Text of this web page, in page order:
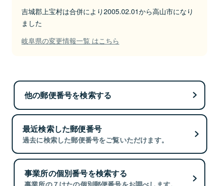
吉城郡上宝村は合併により2005.02.01から高山市になり
ました
岐阜県の変更情報一覧 はこちら
他の郵便番号を検索する
最近検索した郵便番号
過去に検索した郵便番号をご覧いただけます。
事業所の個別番号を検索する
事業所の７けたの個別郵便番号をお調べします。